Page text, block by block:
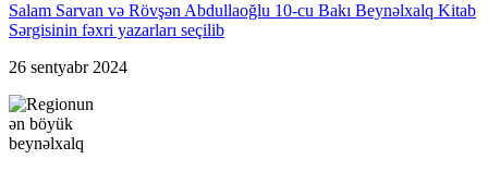
Salam Sarvan və Rövşən Abdullaoğlu 10-cu Bakı Beynəlxalq Kitab
Sərgisinin fəxri yazarları seçilib
26 sentyabr 2024